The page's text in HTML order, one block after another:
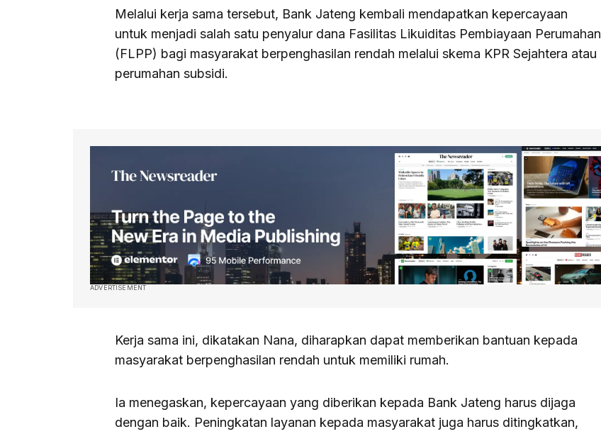
Melalui kerja sama tersebut, Bank Jateng kembali mendapatkan kepercayaan
untuk menjadi salah satu penyalur dana Fasilitas Likuiditas Pembiayaan Perumahan
(FLPP) bagi masyarakat berpenghasilan rendah melalui skema KPR Sejahtera atau
perumahan subsidi.
ADVERTISEMENT
Kerja sama ini, dikatakan Nana, diharapkan dapat memberikan bantuan kepada
masyarakat berpenghasilan rendah untuk memiliki rumah.
Ia menegaskan, kepercayaan yang diberikan kepada Bank Jateng harus dijaga
dengan baik. Peningkatan layanan kepada masyarakat juga harus ditingkatkan,